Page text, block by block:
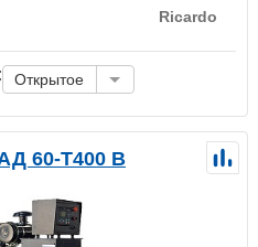
Ricardo
Открытое
60-Т400 B